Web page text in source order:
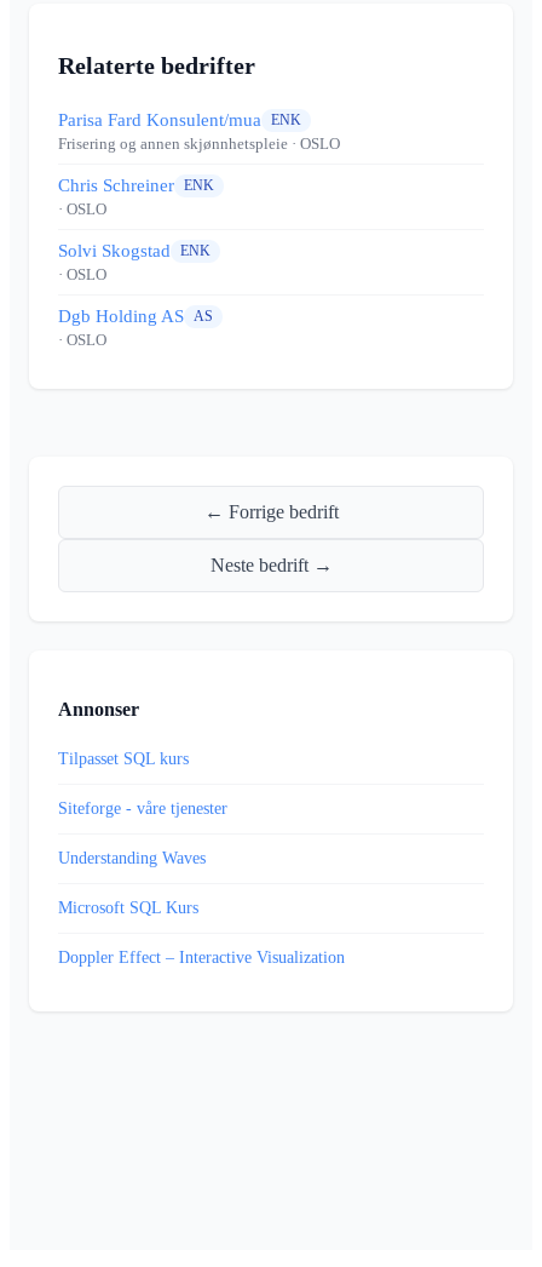
Relaterte bedrifter
Parisa Fard Konsulent/mua ENK
Frisering og annen skjønnhetspleie · OSLO
Chris Schreiner ENK
· OSLO
Solvi Skogstad ENK
· OSLO
Dgb Holding AS AS
· OSLO
← Forrige bedrift
Neste bedrift →
Annonser
Tilpasset SQL kurs
Siteforge - våre tjenester
Understanding Waves
Microsoft SQL Kurs
Doppler Effect – Interactive Visualization